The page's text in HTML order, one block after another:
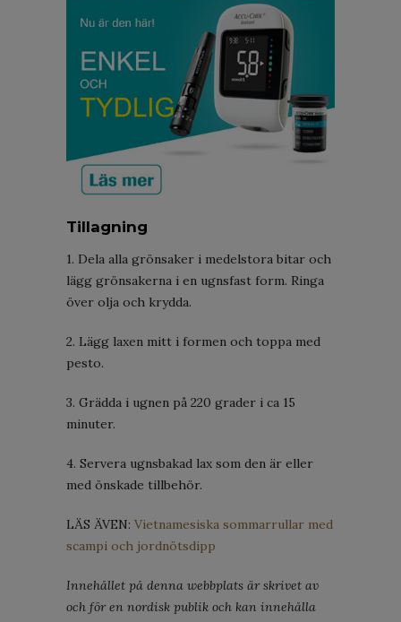
Tillagning
1. Dela alla grönsaker i medelstora bitar och
lägg grönsakerna i en ugnsfast form. Ringa
över olja och krydda.
2. Lägg laxen mitt i formen och toppa med
pesto.
3. Grädda i ugnen på 220 grader i ca 15
minuter.
4. Servera ugnsbakad lax som den är eller
med önskade tillbehör.
LÄS ÄVEN: Vietnamesiska sommarrullar med
scampi och jordnötsdipp
Innehållet på denna webbplats är skrivet av
och för en nordisk publik och kan innehålla